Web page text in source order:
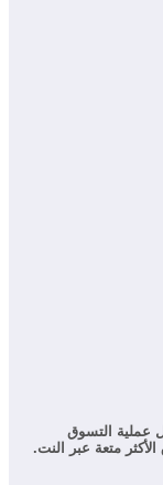
عملية التسوق
متعة عبر النت.